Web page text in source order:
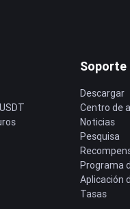
Soporte
Descargar
Centro de
Noticias
Pesquisa
Programa
Aplicación
Tasas